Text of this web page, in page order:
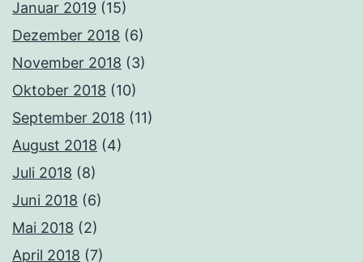
Januar 2019 (15)
Dezember 2018 (6)
November 2018 (3)
Oktober 2018 (10)
September 2018 (11)
August 2018 (4)
Juli 2018 (8)
Juni 2018 (6)
Mai 2018 (2)
April 2018 (7)